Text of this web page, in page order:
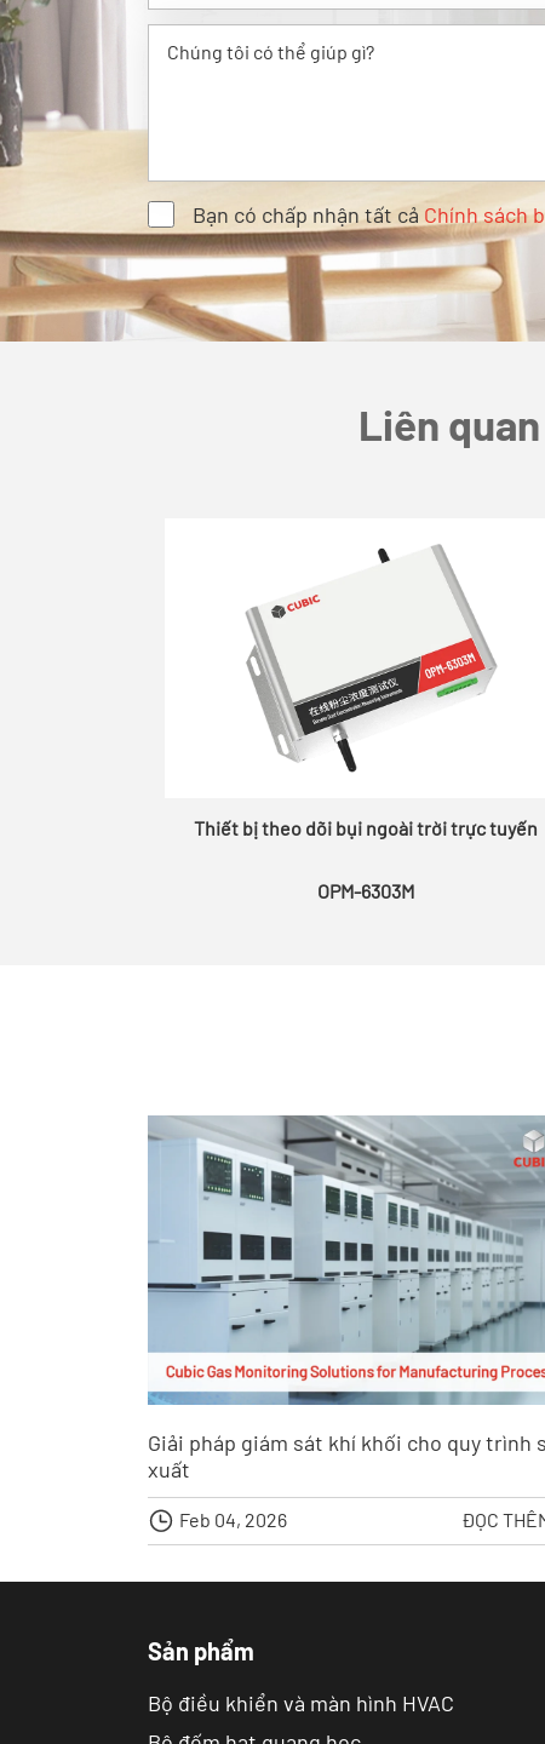
Bạn có chấp nhận tất cả Chính sách
Liên
Thiết bị theo dõi bụi ngoài trời trực tuyến
OPM-6303M
Giải pháp giám sát khí khối cho quy trình
xuất
 Feb 04, 2026 ĐỌC
Sản phẩm
Bộ điều khiển và màn hình HVAC